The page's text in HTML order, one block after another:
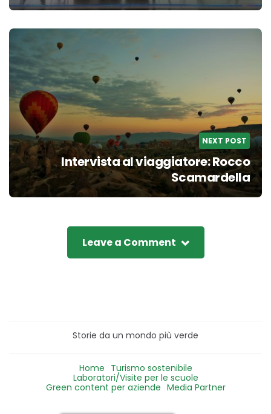
NEXT POST
Intervista al viaggiatore: Rocco
Scamardella
Leave a Comment
Storie da un mondo più verde
Home Turismo sostenibile
Laboratori/Visite per le scuole
Green content per aziende Media Partner